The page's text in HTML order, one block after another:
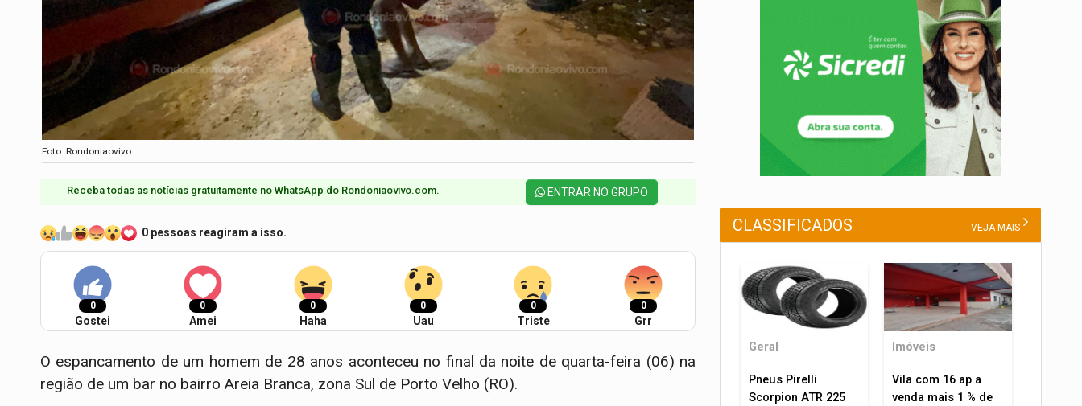
Foto: Rondoniaovivo
Receba todas as notícias gratuitamente no WhatsApp do Rondoniaovivo.com.​ ENTRAR NO GRUPO
0 pessoas reagiram a isso.
0
Gostei
0
Amei
0
Haha
0
Uau
0
Triste
0
Grr
O espancamento de um homem de 28 anos aconteceu no final da noite de quarta-feira (06) na
região de um bar no bairro Areia Branca, zona Sul de Porto Velho (RO).
CLASSIFICADOS VEJA MAIS
Geral
Pneus Pirelli
Scorpion ATR 225
Imóveis
Vila com 16 ap a
venda mais 1 % de